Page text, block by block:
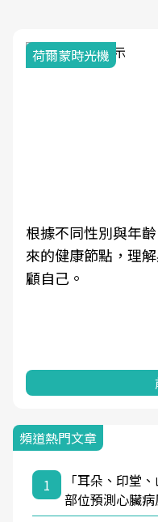
荷爾蒙時光機
根據不同性別與年
來的健康節點，理
顧自己。
頻道熱門文章
1
「耳朵、印堂
部位預測心臟病